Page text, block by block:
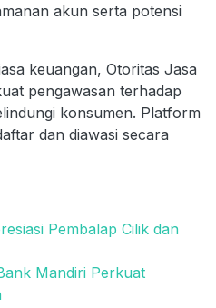
akun serta potensi
keuangan, Otoritas Jasa
pengawasan terhadap
konsumen. Platform
dan diawasi secara
Pembalap Cilik dan
Mandiri Perkuat